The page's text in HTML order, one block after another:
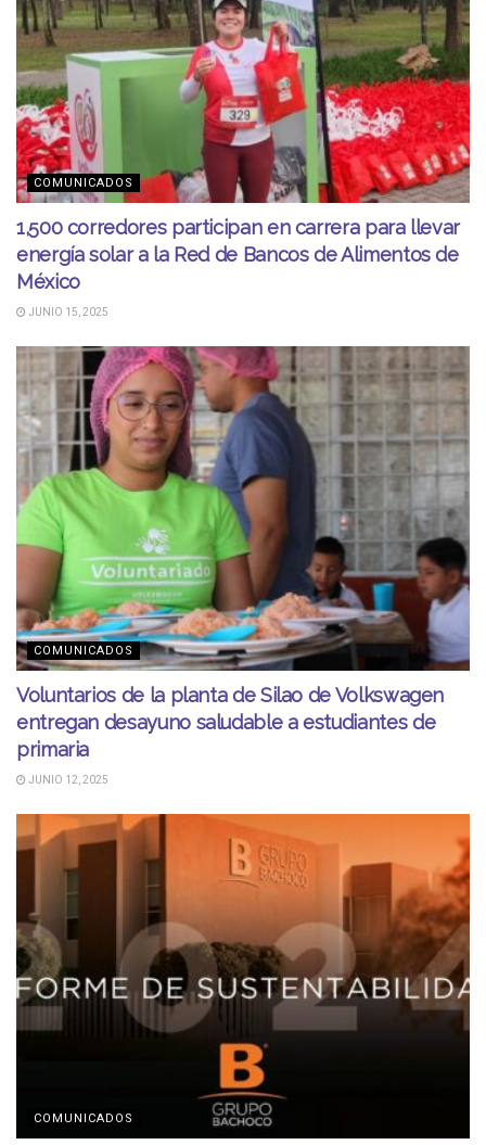
COMUNICADOS
1,500 corredores participan en carrera para llevar
energía solar a la Red de Bancos de Alimentos de
México
JUNIO 15, 2025
COMUNICADOS
Voluntarios de la planta de Silao de Volkswagen
entregan desayuno saludable a estudiantes de
primaria
JUNIO 12, 2025
COMUNICADOS